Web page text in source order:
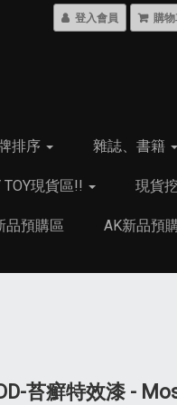
登入會員 購
排序 雜誌、書籍
TOY現貨區!! 現貨
品預購區 AK新品預
苔癬特效漆 -